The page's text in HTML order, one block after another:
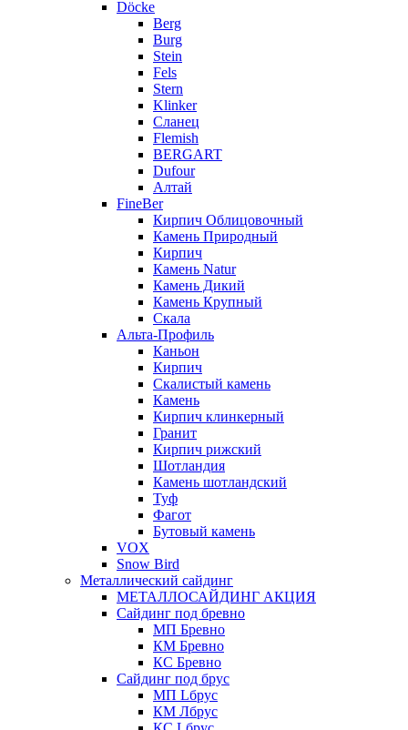
Döcke
Berg
Burg
Stein
Fels
Stern
Klinker
Сланец
Flemish
BERGART
Dufour
Алтай
FineBer
Кирпич Облицовочный
Камень Природный
Кирпич
Камень Natur
Камень Дикий
Камень Крупный
Скала
Альта-Профиль
Каньон
Кирпич
Скалистый камень
Камень
Кирпич клинкерный
Гранит
Кирпич рижский
Шотландия
Камень шотландский
Туф
Фагот
Бутовый камень
VOX
Snow Bird
Металлический сайдинг
МЕТАЛЛОСАЙДИНГ АКЦИЯ
Сайдинг под бревно
МП Бревно
КМ Бревно
КС Бревно
Сайдинг под брус
МП Lбрус
КМ Лбрус